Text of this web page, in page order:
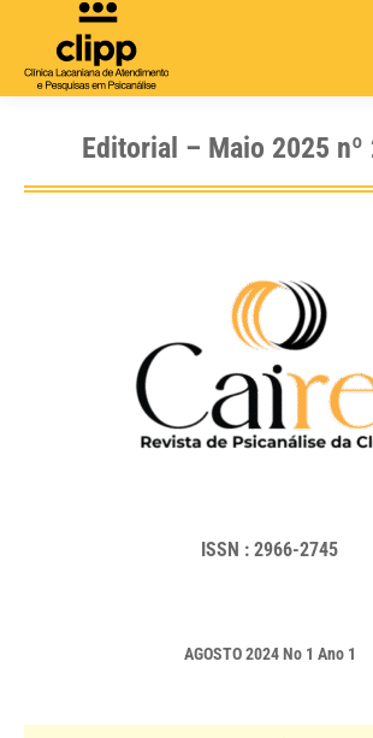
Editorial – Maio 2025 nº
ISSN : 2966-2745
AGOSTO 2024 No 1 Ano 1